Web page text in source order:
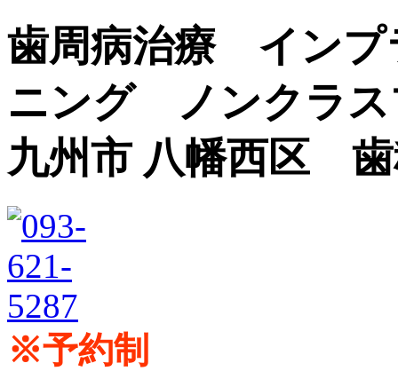
歯周病治療 イン
ニング ノンクラ
九州市 八幡西区
※予約制